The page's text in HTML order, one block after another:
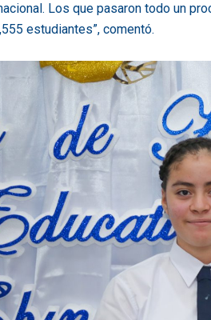
Los que pasaron todo un
estudiantes”, comentó.